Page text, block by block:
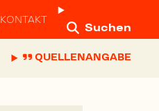
KONTAKT
Suchen
QUELLENANGABE